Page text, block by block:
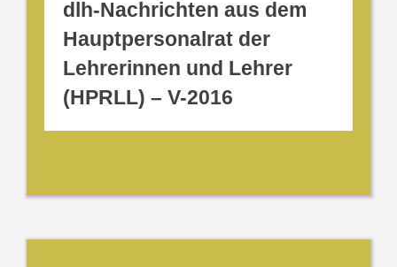
dlh-Nachrichten aus dem
Hauptpersonalrat der
Lehrerinnen und Lehrer
(HPRLL) – V-2016